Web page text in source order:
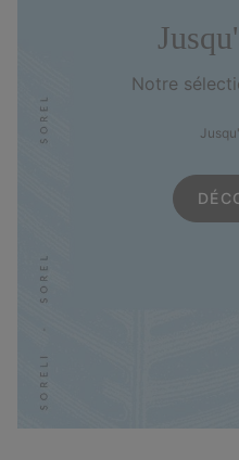
Notre